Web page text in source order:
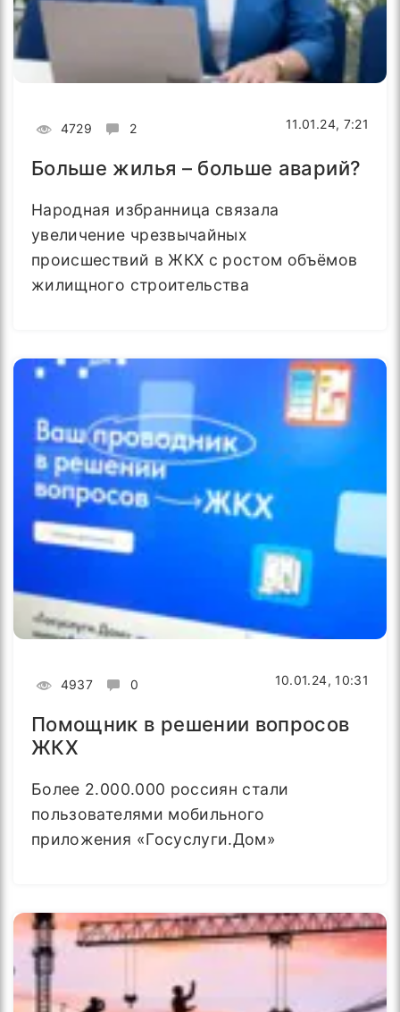
4729 2 11.01.24, 7:21
Больше жилья – больше аварий?
Народная избранница связала
увеличение чрезвычайных
происшествий в ЖКХ с ростом объёмов
жилищного строительства
4937 0 10.01.24, 10:31
Помощник в решении вопросов
ЖКХ
Более 2.000.000 россиян стали
пользователями мобильного
приложения «Госуслуги.Дом»